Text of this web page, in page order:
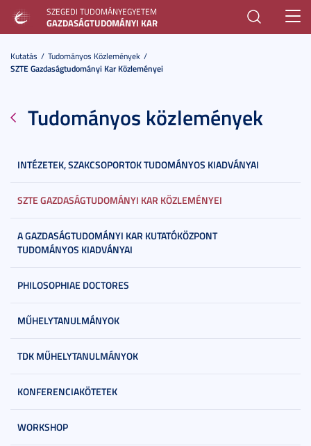
SZEGEDI TUDOMÁNYEGYETEM
GAZDASÁGTUDOMÁNYI KAR
Kutatás
Tudományos Közlemények
SZTE Gazdaságtudományi Kar Közleményei
Tudományos közlemények
INTÉZETEK, SZAKCSOPORTOK TUDOMÁNYOS KIADVÁNYAI
SZTE GAZDASÁGTUDOMÁNYI KAR KÖZLEMÉNYEI
A GAZDASÁGTUDOMÁNYI KAR KUTATÓKÖZPONT
TUDOMÁNYOS KIADVÁNYAI
PHILOSOPHIAE DOCTORES
MŰHELYTANULMÁNYOK
TDK MŰHELYTANULMÁNYOK
KONFERENCIAKÖTETEK
WORKSHOP